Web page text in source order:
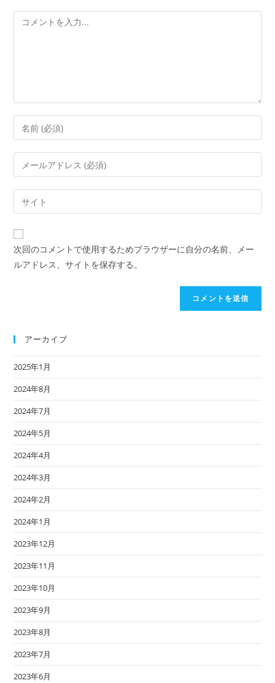
メ
ン
る
名
前
ま
た
ー
を
入
し
て
だ
さ
ー
ル
レ
ス
を
コ
ト
Web
サ
イ
ト
し
く
い。
次回のコメントで使用するためブラウザーに自分の名前、メー
ルアドレス、サイトを保存する。
アーカイブ
2025年1月
2024年8月
2024年7月
2024年5月
2024年4月
2024年3月
2024年2月
2024年1月
2023年12月
2023年11月
2023年10月
2023年9月
2023年8月
2023年7月
2023年6月